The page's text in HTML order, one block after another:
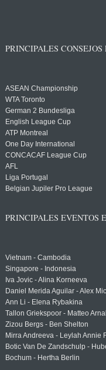
PRINCIPALES CONSEJOS
ASEAN Championship
WTA Toronto
German 2 Bundesliga
English League Cup
ATP Montreal
One Day International
CONCACAF League Cup
AFL
Liga Portugal
Belgian Jupiler Pro League
PRINCIPALES EVENTOS
Vietnam - Cambodia
Singapore - Indonesia
Iva Jovic - Alina Korneeva
Daniel Merida Aguilar - Alex
Ann Li - Elena Rybakina
Tallon Griekspoor - Matteo
Zizou Bergs - Ben Shelton
Mirra Andreeva - Leylah Annie
Botic Van De Zandschulp -
Bochum - Hertha Berlin